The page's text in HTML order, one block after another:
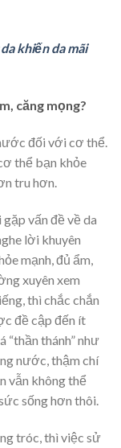
khiến da mãi
căng mọng?
đối với cơ thể.
thể bạn khỏe
tru hơn.
vấn đề về da
lời khuyên
mạnh, đủ ẩm,
xuyên xem
thì chắc chắn
đề cập đến ít
“thần thánh” như
nước, thậm chí
vẫn không thể
sống hơn thôi.
tróc, thì việc sử